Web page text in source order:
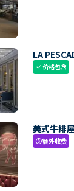
LA
check价格包含
美式牛排
paid额外收费